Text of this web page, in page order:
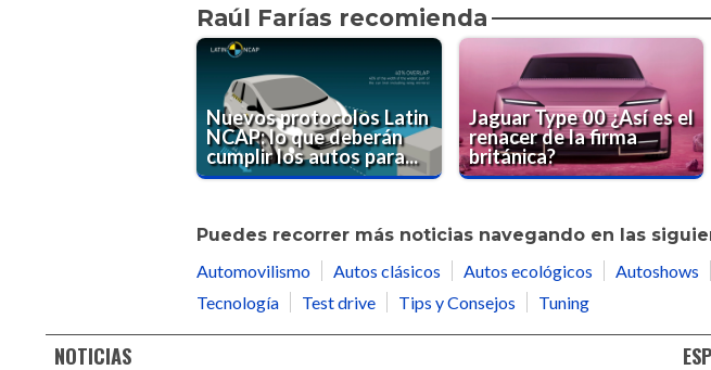
Raúl Farías recomienda
Nuevos protocolos Latin
NCAP: lo que deberán
cumplir los autos para...
Jaguar Type 00 ¿Así es el
renacer de la firma
británica?
Puedes recorrer más noticias navegando en las
Automovilismo
Autos clásicos Autos ecológicos Autoshows
Tecnología
Test drive Tips y Consejos Tuning
NOTICIAS